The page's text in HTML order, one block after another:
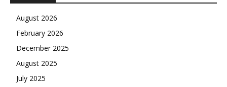
August 2026
February 2026
December 2025
August 2025
July 2025